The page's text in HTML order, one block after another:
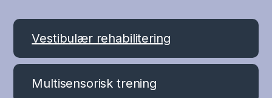
Vestibulær rehabilitering
Multisensorisk trening